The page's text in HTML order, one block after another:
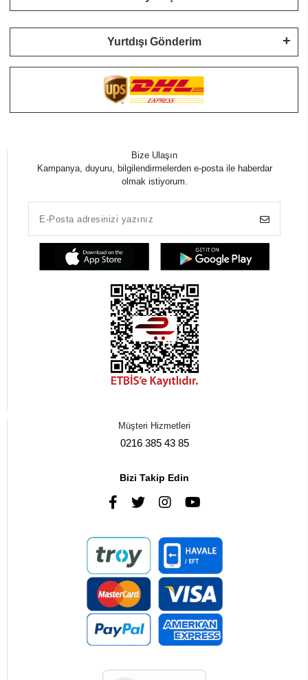
Yurtdışı Gönderim
Bize Ulaşın
Kampanya, duyuru, bilgilendirmelerden e-posta ile haberdar
olmak istiyorum.
Müşteri Hizmetleri
0216 385 43 85
Bizi Takip Edin